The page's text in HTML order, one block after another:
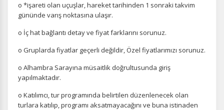
o *işareti olan uçuşlar, hareket tarihinden 1 sonraki takvim
gününde varış noktasına ulaşır.
o İç hat bağlantı detay ve fiyat farklarını sorunuz.
o Gruplarda fiyatlar geçerli değildir, Özel fiyatlarımızı sorunuz.
o Alhambra Sarayına müsaitlik doğrultusunda giriş
yapılmaktadır.
o Katılımcı, tur programında belirtilen düzenlenecek olan
turlara katılıp, programı aksatmayacağını ve buna istinaden